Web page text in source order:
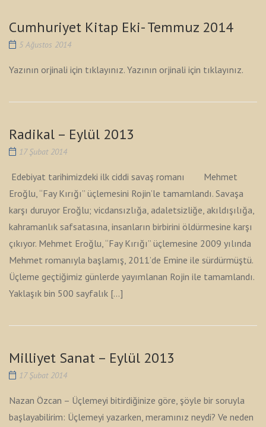
Cumhuriyet Kitap Eki- Temmuz 2014
5 Ağustos 2014
Yazının orjinali için tıklayınız. Yazının orjinali için tıklayınız.
Radikal – Eylül 2013
17 Şubat 2014
Edebiyat tarihimizdeki ilk ciddi savaş romanı Mehmet
Eroğlu, “Fay Kırığı” üçlemesini Rojin’le tamamlandı. Savaşa
karşı duruyor Eroğlu; vicdansızlığa, adaletsizliğe, akıldışılığa,
kahramanlık safsatasına, insanların birbirini öldürmesine karşı
çıkıyor. Mehmet Eroğlu, “Fay Kırığı” üçlemesine 2009 yılında
Mehmet romanıyla başlamış, 2011’de Emine ile sürdürmüştü.
Üçleme geçtiğimiz günlerde yayımlanan Rojin ile tamamlandı.
Yaklaşık bin 500 sayfalık […]
Milliyet Sanat – Eylül 2013
17 Şubat 2014
Nazan Özcan – Üçlemeyi bitirdiğinize göre, şöyle bir soruyla
başlayabilirim: Üçlemeyi yazarken, meramınız neydi? Ve neden